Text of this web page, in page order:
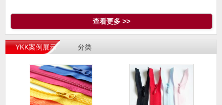
查看更多 >>
YKK案例展示 分类